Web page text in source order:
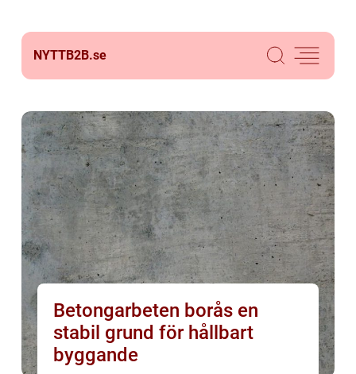
NYTTB2B.se
Betongarbeten borås en
stabil grund för hållbart
byggande